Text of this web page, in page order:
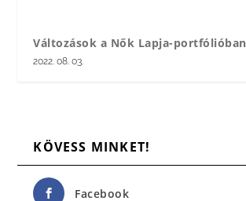
Változások a Nők Lapja-portfólióban
2022. 08. 03.
KÖVESS MINKET!
Facebook